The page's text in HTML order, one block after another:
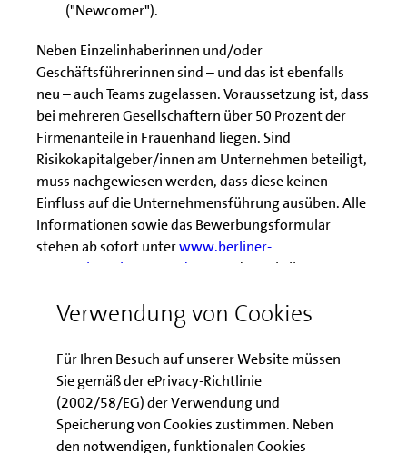
Verwendung von Cookies
Für Ihren Besuch auf unserer Website müssen
Sie gemäß der ePrivacy-Richtlinie
(2002/58/EG) der Verwendung und
Speicherung von Cookies zustimmen. Neben
den notwendigen, funktionalen Cookies
("Newcomer").
Neben Einzelinhaberinnen und/oder
Geschäftsführerinnen sind – und das ist ebenfalls
neu – auch Teams zugelassen. Voraussetzung ist, dass
bei mehreren Gesellschaftern über 50 Prozent der
Firmenanteile in Frauenhand liegen. Sind
Risikokapitalgeber/innen am Unternehmen beteiligt,
muss nachgewiesen werden, dass diese keinen
Einfluss auf die Unternehmensführung ausüben. Alle
Informationen sowie das Bewerbungsformular
stehen ab sofort unterwww.berliner-
unternehmerinnentag.de
unter der Rubrik
Die drei Preisträgerinnen werden nach dem 10.
September 2020 (Bewerbungsfrist) von einer Jury
unabhängiger Expertinnen und Experten ermittelt.
Sie erhalten jeweils ein Preisgeld in Höhe von 10.000
Euro und dürfen sich ferner auf eine Trophäe und ein
Videoporträt freuen. Mitmachen lohnt sich also!